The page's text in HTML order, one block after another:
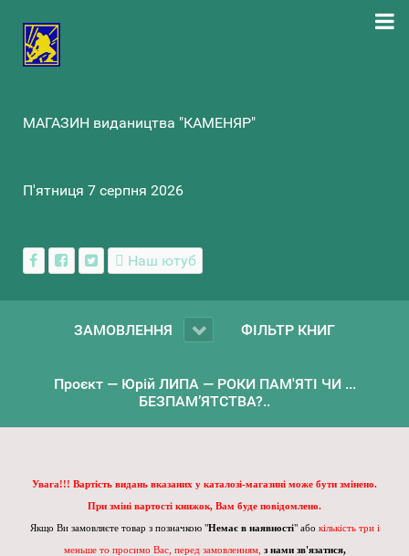
МАГАЗИН видаництва "КАМЕНЯР"
П'ятниця 7 серпня 2026
Наш ютуб
ЗАМОВЛЕННЯ ФІЛЬТР КНИГ
Проєкт — Юрій ЛИПА — РОКИ ПАМ'ЯТІ ЧИ ...
БЕЗПАМ’ЯТСТВА?..
Увага!!! Вартість видань вказаних у каталозі-магазині може бути змінено.
При зміні вартості книжок, Вам буде повідомлено.
Якщо Ви замовляєте товар з позначкою "Немає в наявності" або кількість три і
меньше то просимо Вас, перед замовленням, з нами зв'язатися,